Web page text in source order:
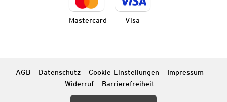
Mastercard Visa
AGB Datenschutz Cookie-Einstellungen
Impressum
Widerruf
Barrierefreiheit